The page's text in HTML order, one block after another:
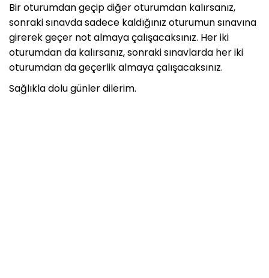
Bir oturumdan geçip diğer oturumdan kalırsanız,
sonraki sınavda sadece kaldığınız oturumun sınavına
girerek geçer not almaya çalışacaksınız. Her iki
oturumdan da kalırsanız, sonraki sınavlarda her iki
oturumdan da geçerlik almaya çalışacaksınız.
Sağlıkla dolu günler dilerim.